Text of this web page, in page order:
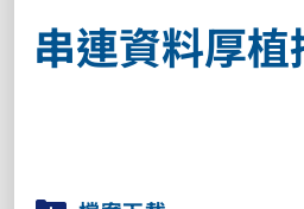
串連資料厚